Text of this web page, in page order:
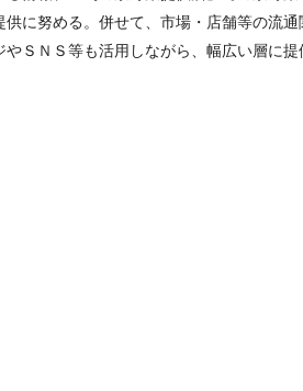
に努める。併せて、市場・店舗等の流通
ＳＮＳ等も活用しながら、幅広い層に提